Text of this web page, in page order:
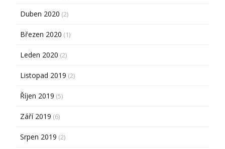
Duben 2020 (2)
Březen 2020 (1)
Leden 2020 (2)
Listopad 2019 (2)
Říjen 2019 (5)
Září 2019 (6)
Srpen 2019 (2)